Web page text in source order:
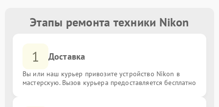
Этапы ремонта техники Nikon
1 Доставка
Вы или наш курьер привозите устройство Nikon в
мастерскую. Вызов курьера предоставляется бесплатно